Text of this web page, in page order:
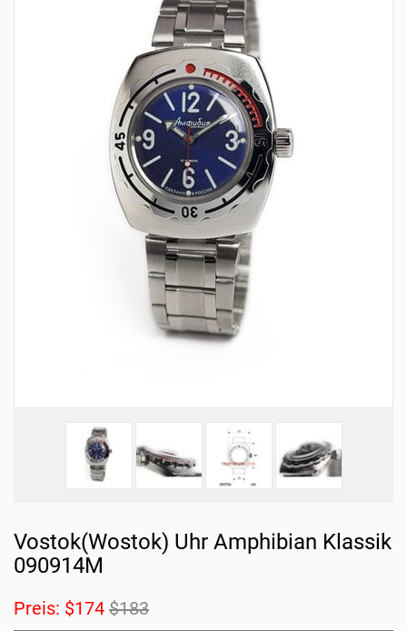
Vostok(Wostok) Uhr Amphibian Klassik
090914M
Preis: $174 $183